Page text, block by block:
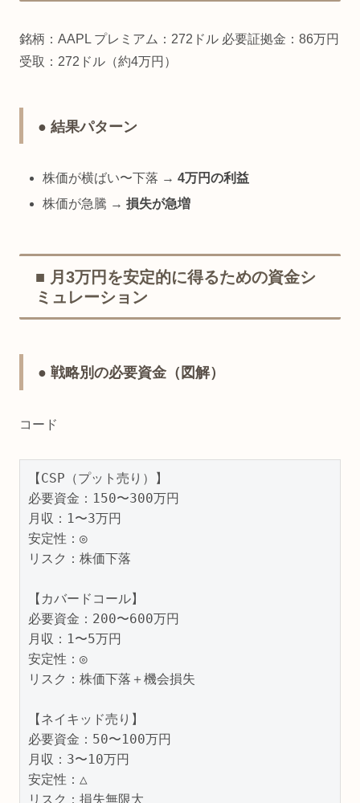
銘柄：AAPL プレミアム：272ドル 必要証拠金：86万円
受取：272ドル（約4万円）
● 結果パターン
株価が横ばい〜下落 →4万円の利益
株価が急騰 →損失が急増
■ 月3万円を安定的に得るための資金シ
ミュレーション
● 戦略別の必要資金（図解）
コード
【CSP（プット売り）】
必要資金：150〜300万円
月収：1〜3万円
安定性：◎
リスク：株価下落
【カバードコール】
必要資金：200〜600万円
月収：1〜5万円
安定性：◎
リスク：株価下落＋機会損失
【ネイキッド売り】
必要資金：50〜100万円
月収：3〜10万円
安定性：△
リスク：損失無限大